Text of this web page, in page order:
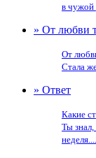
в чужой
» От любви
От
Стала
» Ответ
Какие
Ты
неделя....